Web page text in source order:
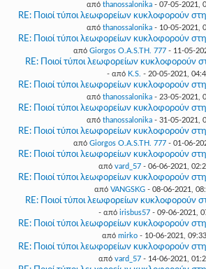
από thanossalonika - 07-05-2021,
RE: Ποιοί τύποι λεωφορείων κυκλοφορούν
από thanossalonika - 10-05-2021,
RE: Ποιοί τύποι λεωφορείων κυκλοφορούν
από Giorgos O.A.S.TH. 777- 11-05-
RE: Ποιοί τύποι λεωφορείων κυκλοφορούν
- από K.S. - 20-05-2021,
RE: Ποιοί τύποι λεωφορείων κυκλοφορούν
από thanossalonika - 23-05-2021,
RE: Ποιοί τύποι λεωφορείων κυκλοφορούν
από thanossalonika - 31-05-2021,
RE: Ποιοί τύποι λεωφορείων κυκλοφορούν
από Giorgos O.A.S.TH. 777- 01-06-
RE: Ποιοί τύποι λεωφορείων κυκλοφορούν
από vard_57- 06-06-2021,
RE: Ποιοί τύποι λεωφορείων κυκλοφορούν
από VANGSKG- 08-06-2021,
RE: Ποιοί τύποι λεωφορείων κυκλοφορούν
- από irisbus57- 09-06-2021,
RE: Ποιοί τύποι λεωφορείων κυκλοφορούν
από mirko- 10-06-2021,
RE: Ποιοί τύποι λεωφορείων κυκλοφορούν
από vard_57- 14-06-2021,